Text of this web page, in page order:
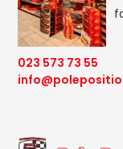
023 573 73 55